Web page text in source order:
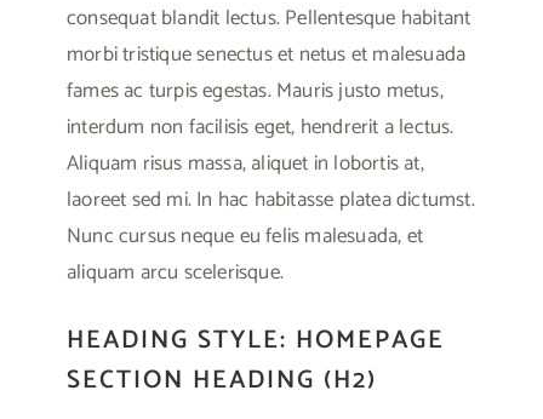
consequat blandit lectus. Pellentesque habitant
morbi tristique senectus et netus et malesuada
fames ac turpis egestas. Mauris justo metus,
interdum non facilisis eget, hendrerit a lectus.
Aliquam risus massa, aliquet in lobortis at,
laoreet sed mi. In hac habitasse platea dictumst.
Nunc cursus neque eu felis malesuada, et
aliquam arcu scelerisque.
HEADING STYLE: HOMEPAGE
SECTION HEADING (H2)